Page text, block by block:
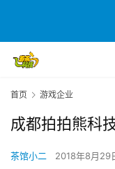
游
原
游
首页 游戏企业
成都拍拍熊科
茶馆小二 2018年8月29